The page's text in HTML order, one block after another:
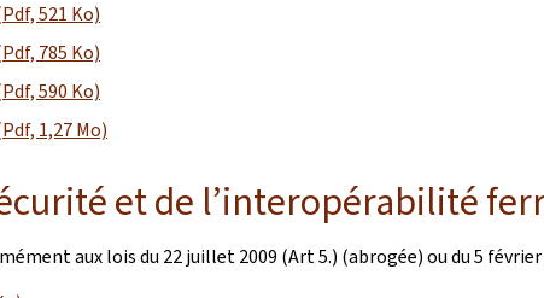
521 Ko)
785 Ko)
590 Ko)
1,27 Mo)
et de l’interopérabilité
aux lois du 22 juillet 2009 (Art 5.) (abrogée) ou du 5